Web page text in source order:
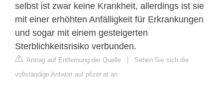
selbst ist zwar keine Krankheit, allerdings ist sie
mit einer erhöhten Anfälligkeit für Erkrankungen
und sogar mit einem gesteigerten
Sterblichkeitsrisiko verbunden.
Antrag auf Entfernung der Quelle | Sehen Sie sich die
vollständige Antwort auf pfizer.at an